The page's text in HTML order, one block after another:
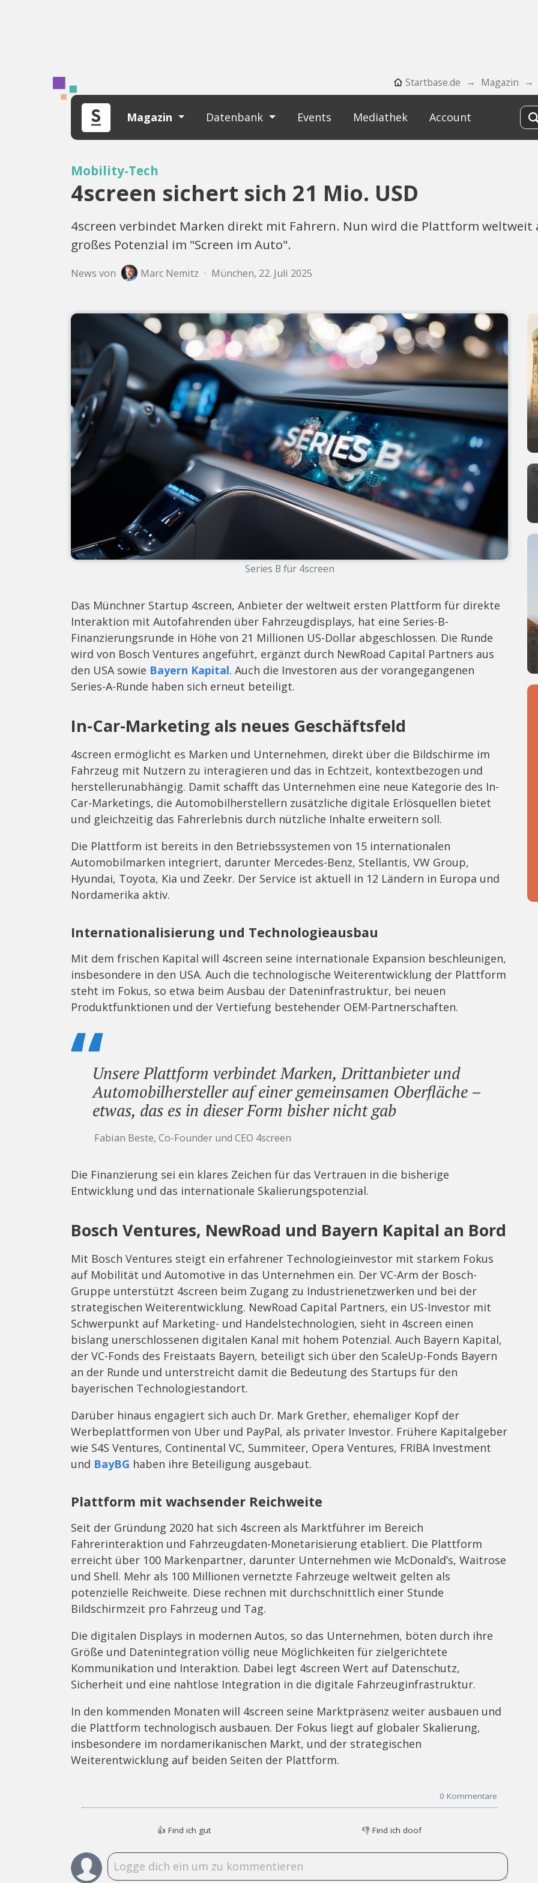
Startbase.de Magazin
Magazin Datenbank Events Mediathek Account
Mobility-Tech
4screen sichert sich 21 Mio. USD
4screen verbindet Marken direkt mit Fahrern. Nun wird die Plattform weltweit
großes Potenzial im "Screen im Auto".
News von Marc Nemitz · München, 22. Juli 2025
Series B für 4screen
Das Münchner Startup 4screen, Anbieter der weltweit ersten Plattform für direkte
Interaktion mit Autofahrenden über Fahrzeugdisplays, hat eine Series-B-
Finanzierungsrunde in Höhe von 21 Millionen US-Dollar abgeschlossen. Die Runde
wird von Bosch Ventures angeführt, ergänzt durch NewRoad Capital Partners aus
den USA sowie Bayern Kapital. Auch die Investoren aus der vorangegangenen
Series-A-Runde haben sich erneut beteiligt.
In-Car-Marketing als neues Geschäftsfeld
4screen ermöglicht es Marken und Unternehmen, direkt über die Bildschirme im
Fahrzeug mit Nutzern zu interagieren und das in Echtzeit, kontextbezogen und
herstellerunabhängig. Damit schafft das Unternehmen eine neue Kategorie des In-
Car-Marketings, die Automobilherstellern zusätzliche digitale Erlösquellen bietet
und gleichzeitig das Fahrerlebnis durch nützliche Inhalte erweitern soll.
Die Plattform ist bereits in den Betriebssystemen von 15 internationalen
Automobilmarken integriert, darunter Mercedes-Benz, Stellantis, VW Group,
Hyundai, Toyota, Kia und Zeekr. Der Service ist aktuell in 12 Ländern in Europa und
Nordamerika aktiv.
Internationalisierung und Technologieausbau
Mit dem frischen Kapital will 4screen seine internationale Expansion beschleunigen,
insbesondere in den USA. Auch die technologische Weiterentwicklung der Plattform
steht im Fokus, so etwa beim Ausbau der Dateninfrastruktur, bei neuen
Produktfunktionen und der Vertiefung bestehender OEM-Partnerschaften.
Unsere Plattform verbindet Marken, Drittanbieter und
Automobilhersteller auf einer gemeinsamen Oberfläche –
etwas, das es in dieser Form bisher nicht gab
Fabian Beste, Co-Founder und CEO 4screen
Die Finanzierung sei ein klares Zeichen für das Vertrauen in die bisherige
Entwicklung und das internationale Skalierungspotenzial.
Bosch Ventures, NewRoad und Bayern Kapital an Bord
Mit Bosch Ventures steigt ein erfahrener Technologieinvestor mit starkem Fokus
auf Mobilität und Automotive in das Unternehmen ein. Der VC-Arm der Bosch-
Gruppe unterstützt 4screen beim Zugang zu Industrienetzwerken und bei der
strategischen Weiterentwicklung. NewRoad Capital Partners, ein US-Investor mit
Schwerpunkt auf Marketing- und Handelstechnologien, sieht in 4screen einen
bislang unerschlossenen digitalen Kanal mit hohem Potenzial. Auch Bayern Kapital,
der VC-Fonds des Freistaats Bayern, beteiligt sich über den ScaleUp-Fonds Bayern
an der Runde und unterstreicht damit die Bedeutung des Startups für den
bayerischen Technologiestandort.
Darüber hinaus engagiert sich auch Dr. Mark Grether, ehemaliger Kopf der
Werbeplattformen von Uber und PayPal, als privater Investor. Frühere Kapitalgeber
wie S4S Ventures, Continental VC, Summiteer, Opera Ventures, FRIBA Investment
und BayBG haben ihre Beteiligung ausgebaut.
Plattform mit wachsender Reichweite
Seit der Gründung 2020 hat sich 4screen als Marktführer im Bereich
Fahrerinteraktion und Fahrzeugdaten-Monetarisierung etabliert. Die Plattform
erreicht über 100 Markenpartner, darunter Unternehmen wie McDonald’s, Waitrose
und Shell. Mehr als 100 Millionen vernetzte Fahrzeuge weltweit gelten als
potenzielle Reichweite. Diese rechnen mit durchschnittlich einer Stunde
Bildschirmzeit pro Fahrzeug und Tag.
Die digitalen Displays in modernen Autos, so das Unternehmen, böten durch ihre
Größe und Datenintegration völlig neue Möglichkeiten für zielgerichtete
Kommunikation und Interaktion. Dabei legt 4screen Wert auf Datenschutz,
Sicherheit und eine nahtlose Integration in die digitale Fahrzeuginfrastruktur.
In den kommenden Monaten will 4screen seine Marktpräsenz weiter ausbauen und
die Plattform technologisch ausbauen. Der Fokus liegt auf globaler Skalierung,
insbesondere im nordamerikanischen Markt, und der strategischen
Weiterentwicklung auf beiden Seiten der Plattform.
0 Kommentare
👍 Find ich gut 👎 Find ich doof